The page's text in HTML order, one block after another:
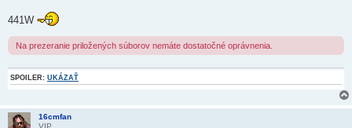
441W
Na prezeranie priložených súborov nemáte dostatočné oprávnenia.
SPOILER: UKÁZAŤ
16cmfan